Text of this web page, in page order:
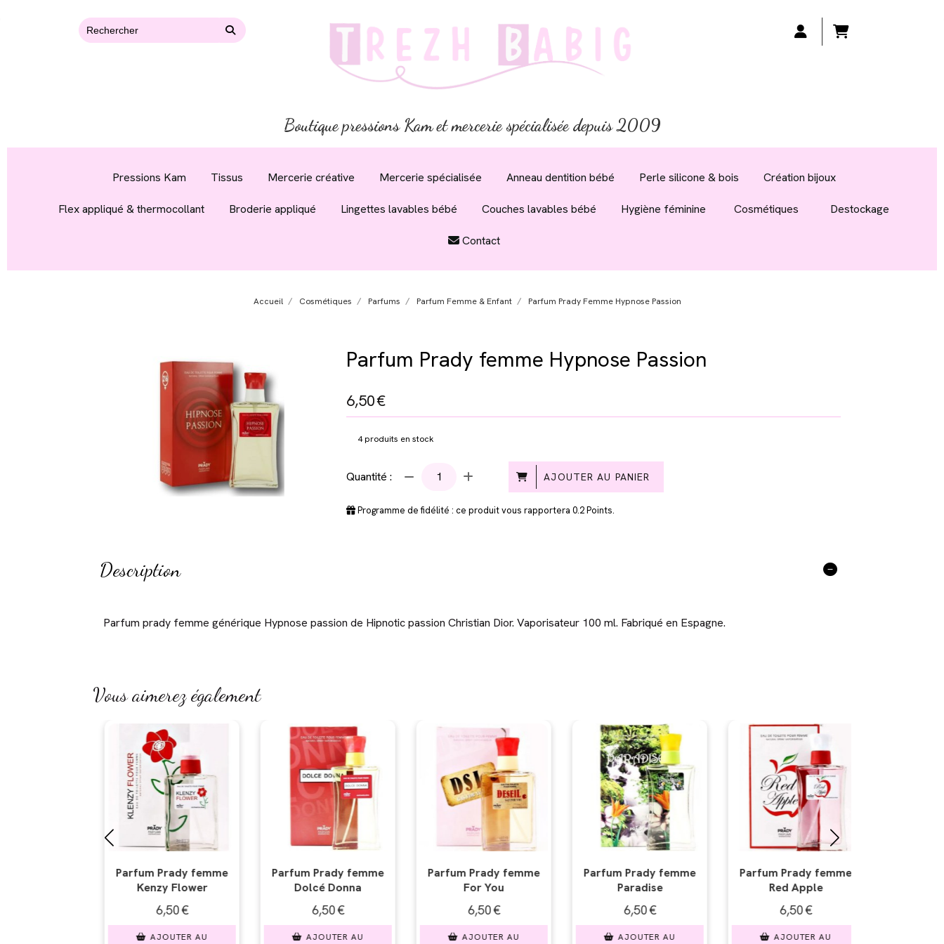
Boutique pressions Kam et mercerie spécialisée depuis 2009
Pressions Kam Tissus Mercerie créative Mercerie spécialisée Anneau dentition bébé Perle silicone & bois Création bijoux
Flex appliqué & thermocollant Broderie appliqué Lingettes lavables bébé Couches lavables bébé Hygiène féminine Cosmétiques Destockage
Contact
Accueil Cosmétiques Parfums Parfum Femme & Enfant Parfum Prady Femme Hypnose Passion
Parfum Prady femme Hypnose Passion
6,50€
4produits en stock
Quantité : AJOUTER AU PANIER
Programme de fidélité : ce produit vous rapportera0.2Points.
Description
Parfum prady femme générique Hypnose passion de Hipnotic passion Christian Dior. Vaporisateur 100 ml. Fabriqué en Espagne.
Vous aimerez également
Parfum Prady femme
Dolcé Donna
6,50€
AJOUTER AU
Parfum Prady femme
For You
6,50€
AJOUTER AU
Parfum Prady femme
Paradise
6,50€
AJOUTER AU
Parfum Prady femme
Red Apple
6,50€
AJOUTER AU
femme Diore
AJOUTER AU
PANIER